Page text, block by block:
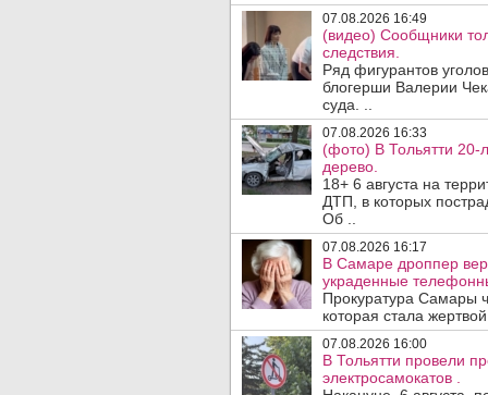
07.08.2026 16:49
(видео) Сообщники
следствия.
Ряд фигурантов
блогерши Валерии
суда. ..
07.08.2026 16:33
(фото) В Тольятти 20-
дерево.
18+ 6 августа на
ДТП, в которых
Об ..
07.08.2026 16:17
В Самаре дроппер
украденные
Прокуратура Самары
которая стала
07.08.2026 16:00
В Тольятти провели
электросамокатов .